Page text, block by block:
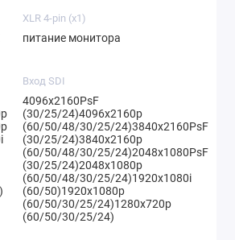
XLR 4-pin (x1)
питание монитора
Вход SDI
4096x2160PsF
(30/25/24)4096x2160p
(60/50/48/30/25/24)3840x2160PsF
(30/25/24)3840x2160p
(60/50/48/30/25/24)2048x1080PsF
(30/25/24)2048x1080p
(60/50/48/30/25/24)1920x1080i
(60/50)1920x1080p
(60/50/30/25/24)1280x720p
(60/50/30/25/24)